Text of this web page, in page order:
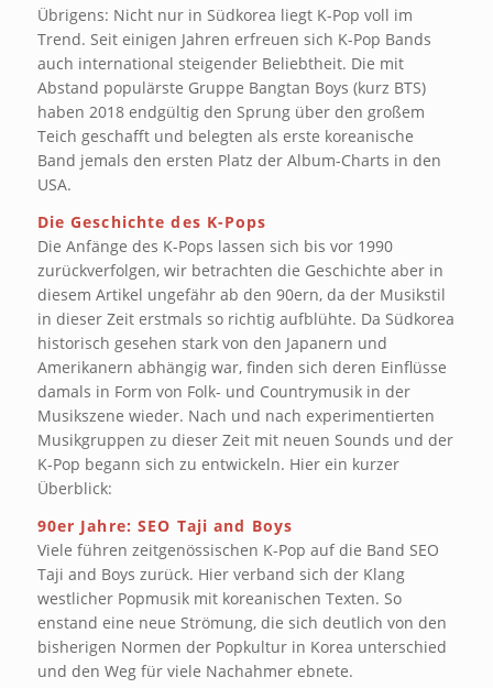
Übrigens: Nicht nur in Südkorea liegt K-Pop voll im
Trend. Seit einigen Jahren erfreuen sich K-Pop Bands
auch international steigender Beliebtheit. Die mit
Abstand populärste Gruppe Bangtan Boys (kurz BTS)
haben 2018 endgültig den Sprung über den großem
Teich geschafft und belegten als erste koreanische
Band jemals den ersten Platz der Album-Charts in den
USA.
Die Geschichte des K-Pops
Die Anfänge des K-Pops lassen sich bis vor 1990
zurückverfolgen, wir betrachten die Geschichte aber in
diesem Artikel ungefähr ab den 90ern, da der Musikstil
in dieser Zeit erstmals so richtig aufblühte. Da Südkorea
historisch gesehen stark von den Japanern und
Amerikanern abhängig war, finden sich deren Einflüsse
damals in Form von Folk- und Countrymusik in der
Musikszene wieder. Nach und nach experimentierten
Musikgruppen zu dieser Zeit mit neuen Sounds und der
K-Pop begann sich zu entwickeln. Hier ein kurzer
Überblick:
90er Jahre: SEO Taji and Boys
Viele führen zeitgenössischen K-Pop auf die Band SEO
Taji and Boys zurück. Hier verband sich der Klang
westlicher Popmusik mit koreanischen Texten. So
enstand eine neue Strömung, die sich deutlich von den
bisherigen Normen der Popkultur in Korea unterschied
und den Weg für viele Nachahmer ebnete.